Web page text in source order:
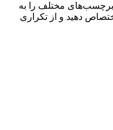
برچسب‌های مختلف را به
دهید و از تکراری